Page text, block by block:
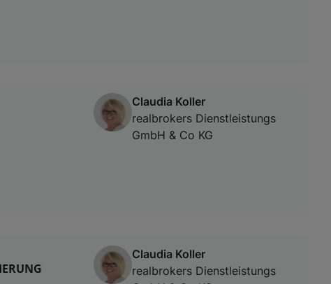
Claudia Koller
realbrokers Dienstleistungs
GmbH & Co KG
Claudia Koller
realbrokers Dienstleistungs